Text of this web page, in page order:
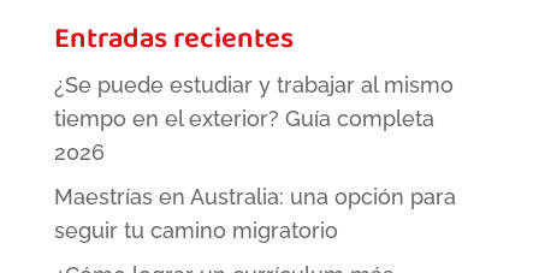
Entradas recientes
¿Se puede estudiar y trabajar al mismo
tiempo en el exterior? Guía completa
2026
Maestrías en Australia: una opción para
seguir tu camino migratorio